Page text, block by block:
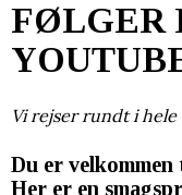
FØLGER
Vi rejser rundt i
Du er
Her er en